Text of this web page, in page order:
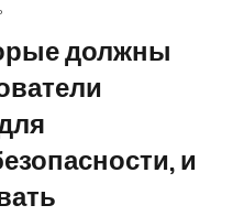
должны
и